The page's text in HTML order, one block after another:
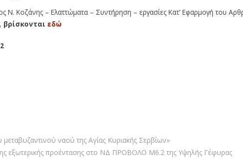
Ν. Κοζάνης – Ελαττώματα – Συντήρηση – εργασίες Κατ’ Εφαρμογή του
βρίσκονται εδώ
ναού της Αγίας Κυριακής Σερβίων»
εξωτερικής προέντασης στο ΝΔ ΠΡΟΒΟΛΟ Μ6.2 της Υψηλής Γέφυρας